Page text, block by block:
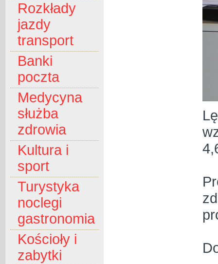
Rozkłady
jazdy
transport
Banki
poczta
Medycyna
służba
zdrowia
Kultura i
sport
Turystyka
noclegi
gastronomia
Kościoły i
zabytki